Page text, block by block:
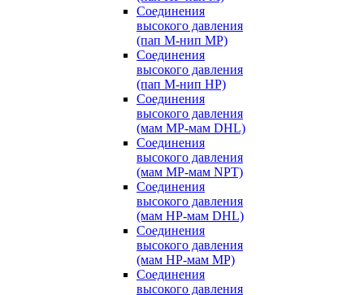
Соединения
высокого давления
(пап M-нип MP)
Соединения
высокого давления
(пап M-нип HP)
Соединения
высокого давления
(мам MP-мам DHL)
Соединения
высокого давления
(мам MP-мам NPT)
Соединения
высокого давления
(мам HP-мам DHL)
Соединения
высокого давления
(мам HP-мам MP)
Соединения
высокого давления